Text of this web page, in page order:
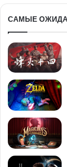
САМЫЕ